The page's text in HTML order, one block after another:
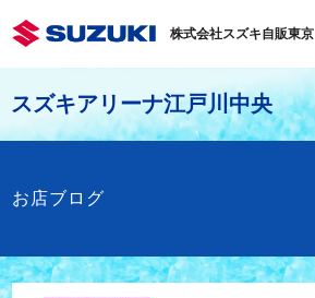
株式会社スズキ自販東京
スズキアリーナ江戸川中央
お店ブログ